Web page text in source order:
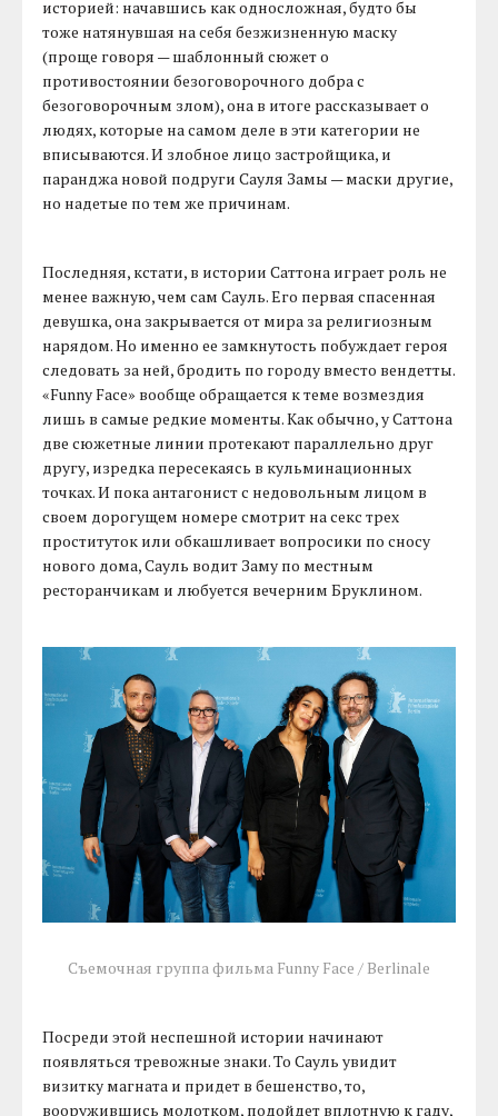
историей: начавшись как односложная, будто бы
тоже натянувшая на себя безжизненную маску
(проще говоря — шаблонный сюжет о
противостоянии безоговорочного добра с
безоговорочным злом), она в итоге рассказывает о
людях, которые на самом деле в эти категории не
вписываются. И злобное лицо застройщика, и
паранджа новой подруги Сауля Замы — маски другие,
но надетые по тем же причинам.
Последняя, кстати, в истории Саттона играет роль не
менее важную, чем сам Сауль. Его первая спасенная
девушка, она закрывается от мира за религиозным
нарядом. Но именно ее замкнутость побуждает героя
следовать за ней, бродить по городу вместо вендетты.
«Funny Face» вообще обращается к теме возмездия
лишь в самые редкие моменты. Как обычно, у Саттона
две сюжетные линии протекают параллельно друг
другу, изредка пересекаясь в кульминационных
точках. И пока антагонист с недовольным лицом в
своем дорогущем номере смотрит на секс трех
проституток или обкашливает вопросики по сносу
нового дома, Сауль водит Заму по местным
ресторанчикам и любуется вечерним Бруклином.
Съемочная группа фильма Funny Face / Berlinale
Посреди этой неспешной истории начинают
появляться тревожные знаки. То Сауль увидит
визитку магната и придет в бешенство, то,
вооружившись молотком, подойдет вплотную к гаду,